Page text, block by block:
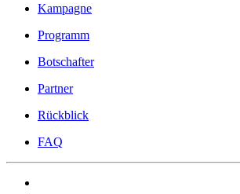
Kampagne
Programm
Botschafter
Partner
Rückblick
FAQ